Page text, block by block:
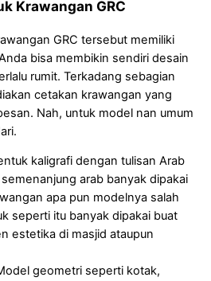
Krawangan GRC
GRC tersebut memiliki
bisa membikin sendiri desain
rumit. Terkadang sebagian
cetakan krawangan yang
Nah, untuk model nan umum
kaligrafi dengan tulisan Arab
arab banyak dipakai
apa pun modelnya salah
seperti itu banyak dipakai buat
estetika di masjid ataupun
geometri seperti kotak,